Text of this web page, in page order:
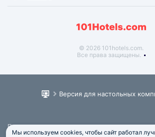
© 2026 101hotels.com.
Все права защищены.
Версия для настольных
Пользовательское соглашение
Мы используем cookies, чтобы сайт работал